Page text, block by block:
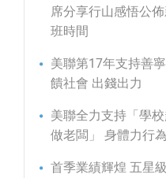
席分享行山感悟公
班時間
美聯第17年支持善
饋社會 出錢出力
美聯全力支持「學
做老闆」 身體力行
首季業績輝煌 五星